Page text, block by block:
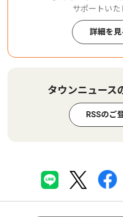
サポートいた
詳細を見
タウンニュース
RSSのご